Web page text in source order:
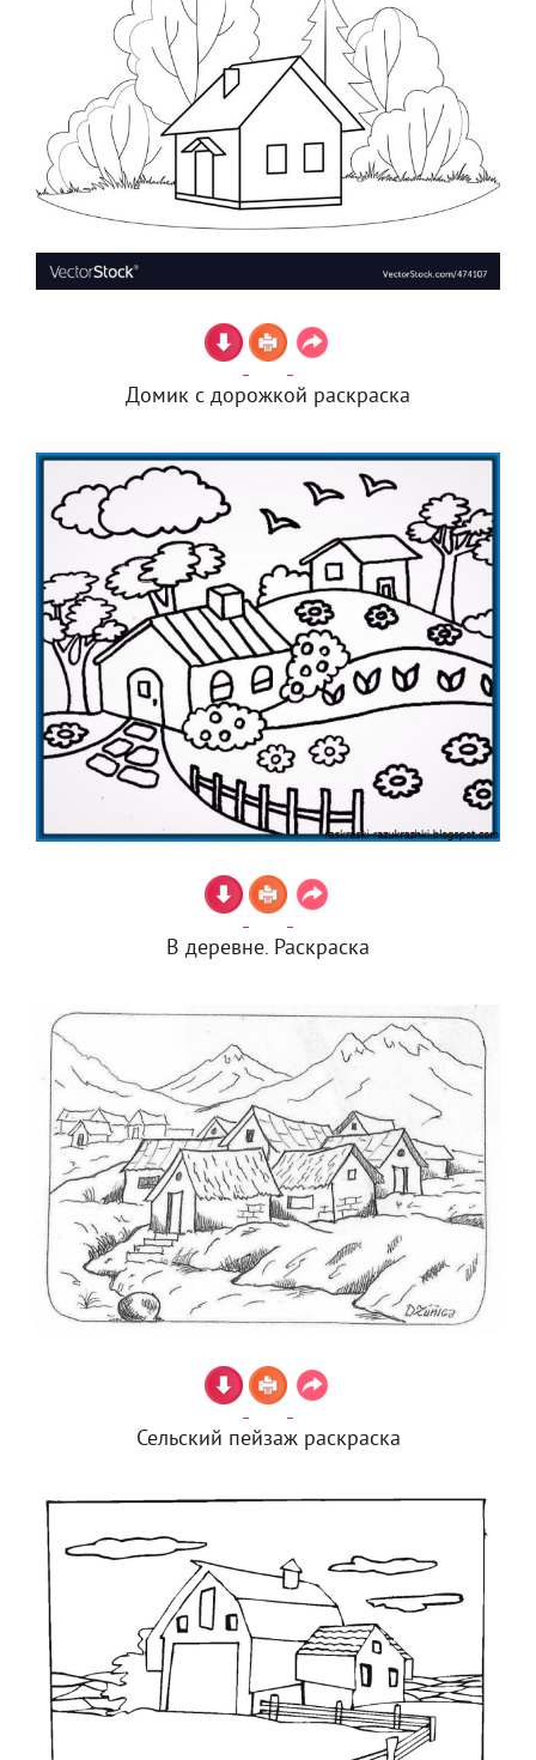
Домик с дорожкой раскраска
В деревне. Раскраска
Сельский пейзаж раскраска